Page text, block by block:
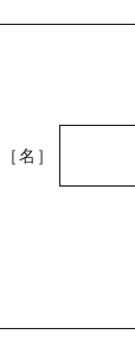
［名］